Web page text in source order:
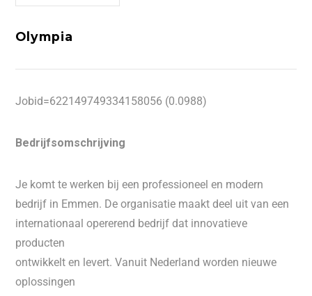
Olympia
Jobid=622149749334158056 (0.0988)
Bedrijfsomschrijving
Je komt te werken bij een professioneel en modern
bedrijf in Emmen. De organisatie maakt deel uit van een
internationaal opererend bedrijf dat innovatieve
producten
ontwikkelt en levert. Vanuit Nederland worden nieuwe
oplossingen